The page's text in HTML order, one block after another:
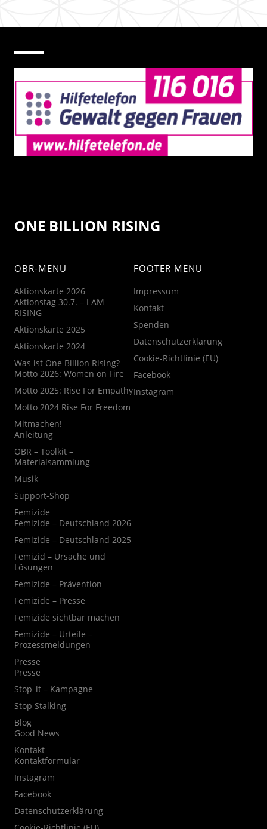
ONE BILLION RISING
OBR-MENU
Aktionskarte 2026
Aktionstag 30.7. – I AM
RISING
Aktionskarte 2025
Aktionskarte 2024
Was ist One Billion Rising?
Motto 2026: Women on Fire
Motto 2025: Rise For Empathy
Motto 2024 Rise For Freedom
Mitmachen!
Anleitung
OBR – Toolkit –
Materialsammlung
Musik
Support-Shop
Femizide
Femizide – Deutschland 2026
Femizide – Deutschland 2025
Femizid – Ursache und
Lösungen
Femizide – Prävention
Femizide – Presse
Femizide sichtbar machen
Femizide – Urteile –
Prozessmeldungen
Presse
Presse
Stop_it – Kampagne
Stop Stalking
Blog
Good News
Kontakt
Kontaktformular
Instagram
Facebook
Datenschutzerklärung
FOOTER MENU
Impressum
Kontakt
Spenden
Datenschutzerklärung
Cookie-Richtlinie (EU)
Facebook
Instagram